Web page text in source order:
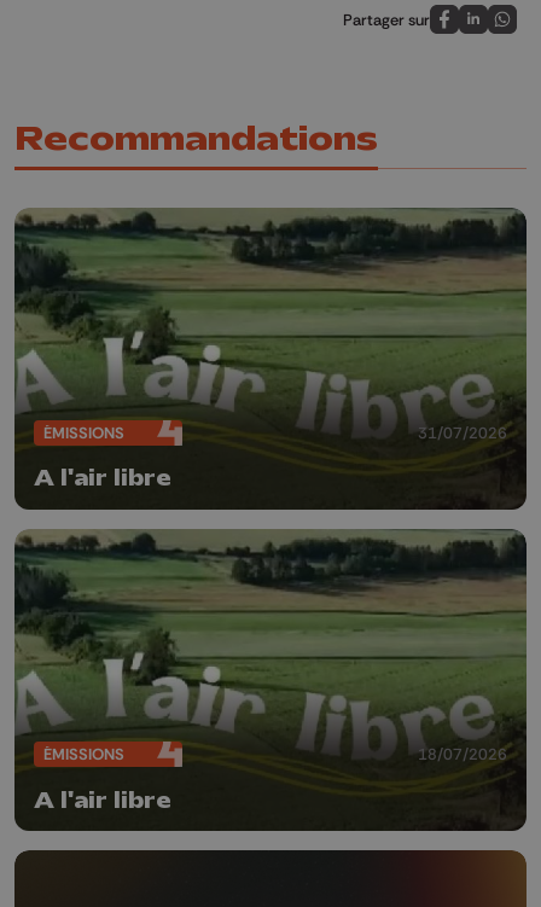
Partager sur
Partagez sur
Partagez
Recommandations
ÉMISSIONS 31/07/2026
A l'air libre
ÉMISSIONS 18/07/2026
A l'air libre